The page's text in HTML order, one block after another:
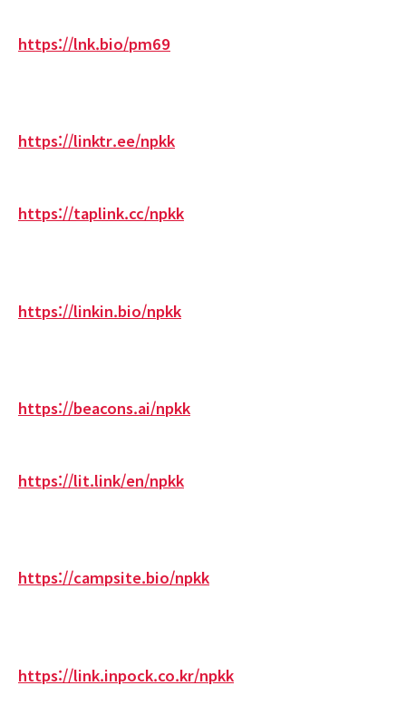
https://lnk.bio/pm69
https://linktr.ee/npkk
https://taplink.cc/npkk
https://linkin.bio/npkk
https://beacons.ai/npkk
https://lit.link/en/npkk
https://campsite.bio/npkk
https://link.inpock.co.kr/npkk